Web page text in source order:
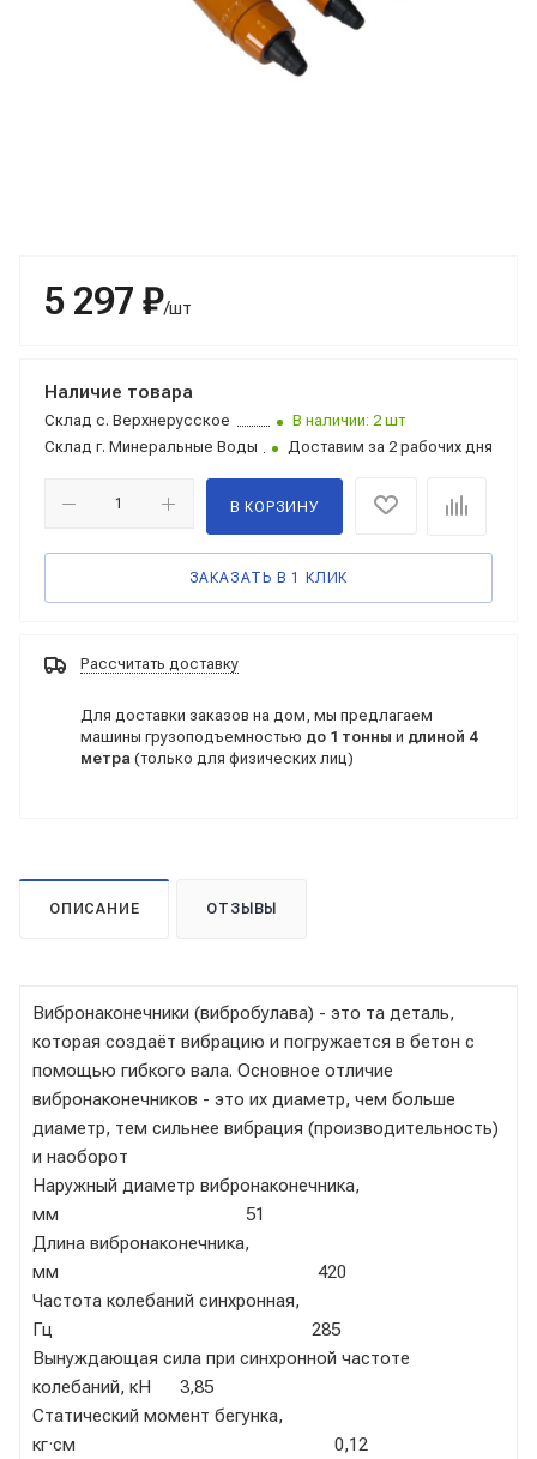
5 297 ₽/шт
Наличие товара
Склад с. Верхнерусское
В наличии: 2 шт
Склад г. Минеральные Воды Доставим за 2 рабочих дня
В КОРЗИНУ
ЗАКАЗАТЬ В 1 КЛИК
Рассчитать доставку
Для доставки заказов на дом, мы предлагаем
машины грузоподъемностью до 1 тонны и длиной 4
метра (только для физических лиц)
ОПИСАНИЕ ОТЗЫВЫ
Вибронаконечники (вибробулава) - это та деталь,
которая создаёт вибрацию и погружается в бетон с
помощью гибкого вала. Основное отличие
вибронаконечников - это их диаметр, чем больше
диаметр, тем сильнее вибрация (производительность)
и наоборот
Наружный диаметр вибронаконечника,
мм 51
Длина вибронаконечника,
мм 420
Частота колебаний синхронная,
Гц 285
Вынуждающая сила при синхронной частоте
колебаний, кН 3,85
Статический момент бегунка,
кг·см 0,12